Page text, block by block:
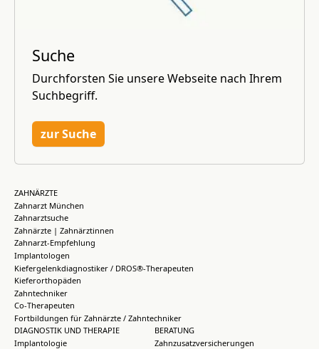
Suche
Durchforsten Sie unsere Webseite nach Ihrem
Suchbegriff.
zur Suche
ZAHNÄRZTE
Zahnarzt München
Zahnarztsuche
Zahnärzte | Zahnärztinnen
Zahnarzt-Empfehlung
Implantologen
Kiefergelenkdiagnostiker / DROS®-Therapeuten
Kieferorthopäden
Zahntechniker
Co-Therapeuten
Fortbildungen für Zahnärzte / Zahntechniker
DIAGNOSTIK UND THERAPIE
Implantologie
BERATUNG
Zahnzusatzversicherungen